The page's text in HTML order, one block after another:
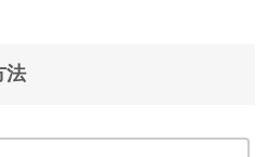
法